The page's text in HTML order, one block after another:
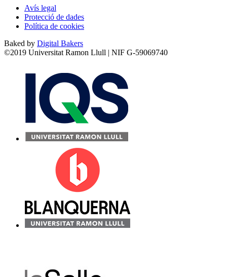
Avís legal
Protecció de dades
Política de cookies
Baked by Digital Bakers
©2019 Universitat Ramon Llull | NIF G-59069740